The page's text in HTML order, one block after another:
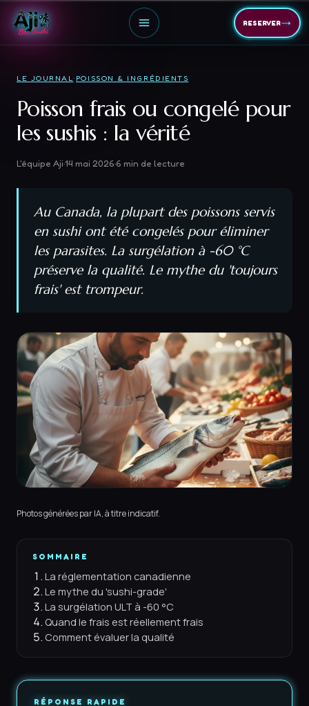
RESERVER→
LE JOURNAL· POISSON & INGRÉDIENTS
Poisson frais ou congelé pour
les sushis : la vérité
L'équipe Aji·14 mai 2026·6 min de lecture
Au Canada, la plupart des poissons servis
en sushi ont été congelés pour éliminer
les parasites. La surgélation à -60 °C
préserve la qualité. Le mythe du 'toujours
frais' est trompeur.
Photos générées par IA, à titre indicatif.
SOMMAIRE
La réglementation canadienne
Le mythe du 'sushi-grade'
La surgélation ULT à -60 °C
Quand le frais est réellement frais
Comment évaluer la qualité
RÉPONSE RAPIDE